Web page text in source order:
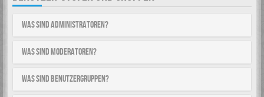
Was sind Administratoren?
Was sind Moderatoren?
Was sind Benutzergruppen?